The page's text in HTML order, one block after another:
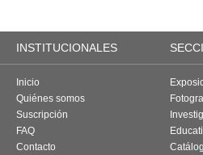
INSTITUCIONALES
Inicio
Quiénes somos
Suscripción
FAQ
Contacto